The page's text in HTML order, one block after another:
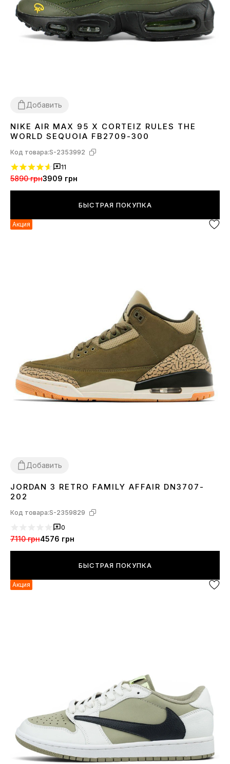
Добавить
4041 4244
NIKE AIR MAX 95 X CORTEIZ RULES THE
WORLD SEQUOIA FB2709-300
Код товара:S-2353992
11
5890 грн3909 грн
БЫСТРАЯ ПОКУПКА
Акция
Добавить
404142434445
JORDAN 3 RETRO FAMILY AFFAIR DN3707-
202
Код товара:S-2359829
0
7110 грн4576 грн
БЫСТРАЯ ПОКУПКА
Акция